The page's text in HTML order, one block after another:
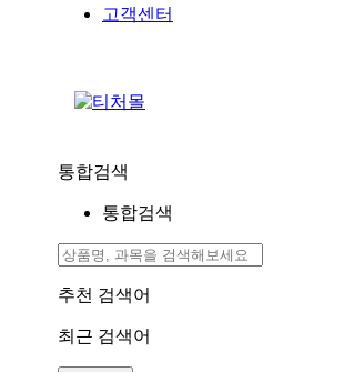
고객센터
통합검색
통합검색
추천 검색어
최근 검색어